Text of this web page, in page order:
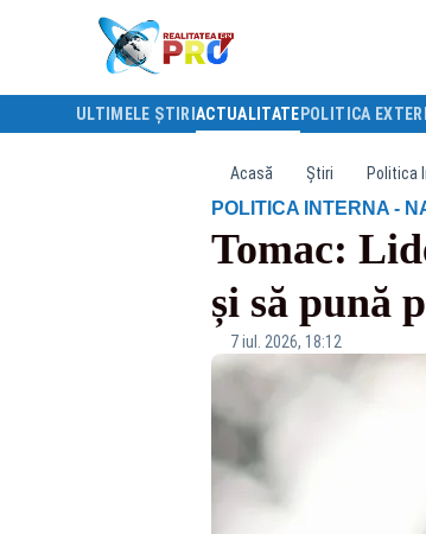
ULTIMELE ȘTIRI ACTUALITATE POLITICA
Acasă Știri Politica
POLITICA INTERNA -
Tomac:
și să pună
7 iul. 2026, 18:12